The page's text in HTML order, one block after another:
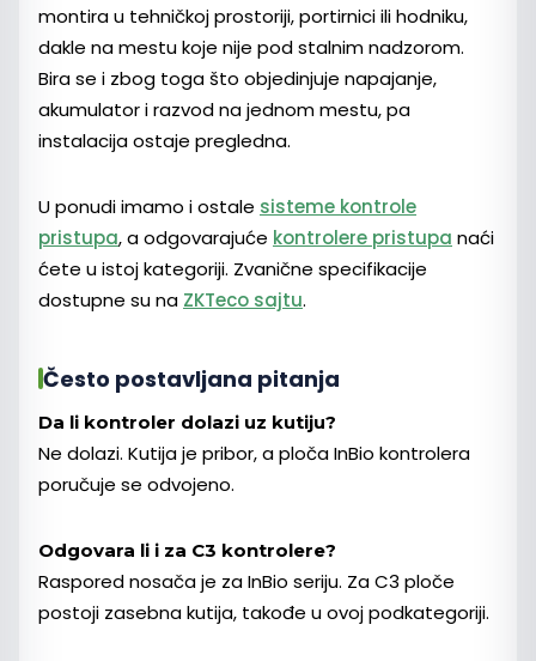
montira u tehničkoj prostoriji, portirnici ili hodniku,
dakle na mestu koje nije pod stalnim nadzorom.
Bira se i zbog toga što objedinjuje napajanje,
akumulator i razvod na jednom mestu, pa
instalacija ostaje pregledna.
U ponudi imamo i ostale sisteme kontrole
pristupa, a odgovarajuće kontrolere pristupa naći
ćete u istoj kategoriji. Zvanične specifikacije
dostupne su na ZKTeco sajtu.
Često postavljana pitanja
Da li kontroler dolazi uz kutiju?
Ne dolazi. Kutija je pribor, a ploča InBio kontrolera
poručuje se odvojeno.
Odgovara li i za C3 kontrolere?
Raspored nosača je za InBio seriju. Za C3 ploče
postoji zasebna kutija, takođe u ovoj podkategoriji.